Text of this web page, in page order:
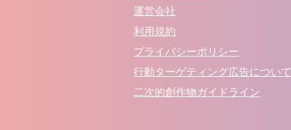
運営会社
利用規約
プライバシーポリシー
行動ターゲティング広告について
​二次的創作物ガイドライン